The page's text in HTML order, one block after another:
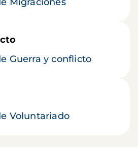
Guerra y conflicto
Voluntariado